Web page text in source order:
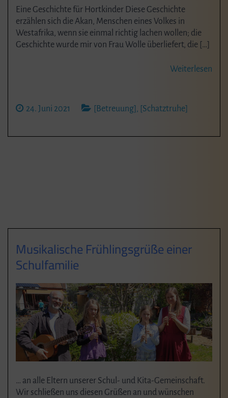
Eine Geschichte für Hortkinder Diese Geschichte
erzählen sich die Akan, Menschen eines Volkes in
Westafrika, wenn sie einmal richtig lachen wollen; die
Geschichte wurde mir von Frau Wolle überliefert, die […]
Weiterlesen
24. Juni 2021 [Betreuung] , [Schatztruhe]
Musikalische Frühlingsgrüße einer
Schulfamilie
… an alle Eltern unserer Schul- und Kita-Gemeinschaft.
Wir schließen uns diesen Grüßen an und wünschen